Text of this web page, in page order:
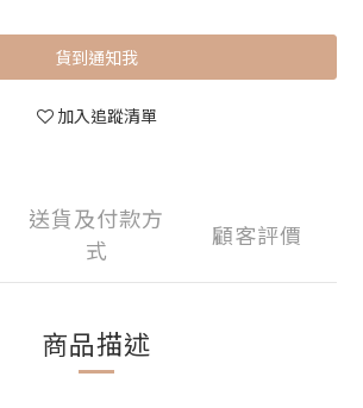
貨到通知我
加入追蹤清單
送貨及付款方
式
顧客評價
商品描述